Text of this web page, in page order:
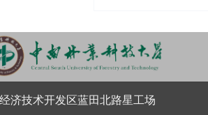
济技术开发区蓝田北路星工场